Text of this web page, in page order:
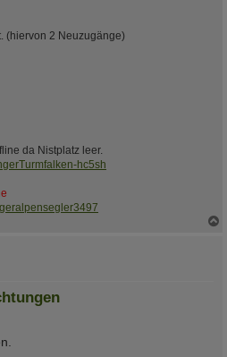
(hiervon 2 Neuzugänge)
da Nistplatz leer.
hc5sh